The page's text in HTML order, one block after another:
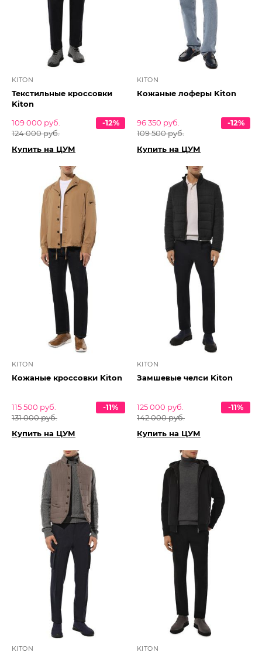
KITON
Текстильные кроссовки
Kiton
109 000 руб.
124 000 руб.
-12%
Купить на ЦУМ
KITON
Кожаные лоферы Kiton
96 350 руб.
109 500 руб.
-12%
Купить на ЦУМ
KITON
Кожаные кроссовки Kiton
115 500 руб.
131 000 руб.
-11%
Купить на ЦУМ
KITON
Замшевые челси Kiton
125 000 руб.
142 000 руб.
-11%
Купить на ЦУМ
KITON KITON